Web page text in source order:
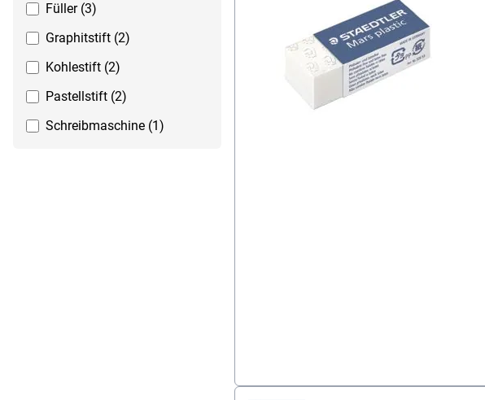
Füller (3)
Graphitstift (2)
Kohlestift (2)
Pastellstift (2)
Schreibmaschine (1)